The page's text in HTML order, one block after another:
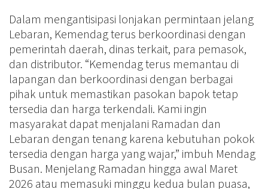
Dalam mengantisipasi lonjakan permintaan jelang
Lebaran, Kemendag terus berkoordinasi dengan
pemerintah daerah, dinas terkait, para pemasok,
dan distributor. “Kemendag terus memantau di
lapangan dan berkoordinasi dengan berbagai
pihak untuk memastikan pasokan bapok tetap
tersedia dan harga terkendali. Kami ingin
masyarakat dapat menjalani Ramadan dan
Lebaran dengan tenang karena kebutuhan pokok
tersedia dengan harga yang wajar,” imbuh Mendag
Busan. Menjelang Ramadan hingga awal Maret
2026 atau memasuki minggu kedua bulan puasa,